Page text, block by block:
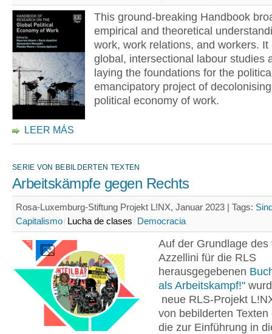
This ground-breaking Handbook
empirical and theoretical
work, work relations, and workers. It
global, intersectional labour studies
laying the foundations for the
emancipatory project of
political economy of work.
LEER MÁS
SERIE VON BEBILDERTEN TEXTEN
Arbeitskämpfe gegen Rechts
Rosa-Luxemburg-Stiftung Projekt L!NX, Januar 2023 | Tags:
Capitalismo Lucha de clases Democracia
Auf der Grundlage des
Azzellini für die RLS
herausgegebenen
als Arbeitskampf!"
neue RLS-Projekt
von bebilderten Texten
die zur Einführung in